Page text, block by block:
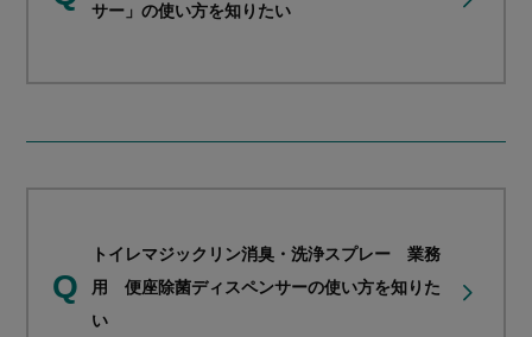
サー」の使い方を知りたい
Q
トイレマジックリン消臭・洗浄スプレー 業務
用 便座除菌ディスペンサーの使い方を知りた
い